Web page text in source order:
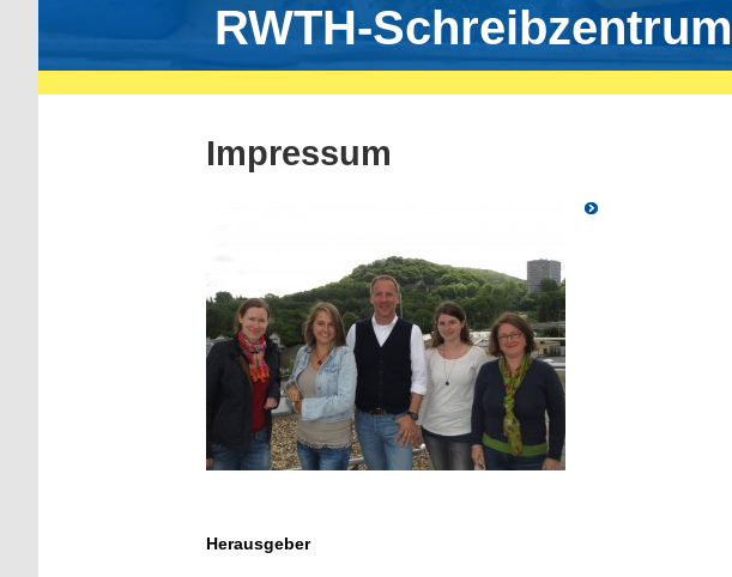
RWTH-Schreibzentrum
Impressum
Herausgeber